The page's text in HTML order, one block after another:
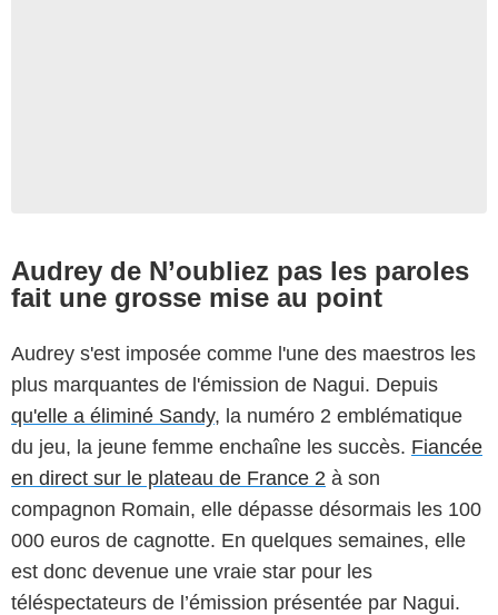
Audrey de N’oubliez pas les paroles
fait une grosse mise au point
Audrey s'est imposée comme l'une des maestros les
plus marquantes de l'émission de Nagui. Depuis
qu'elle a éliminé Sandy, la numéro 2 emblématique
du jeu, la jeune femme enchaîne les succès. Fiancée
en direct sur le plateau de France 2 à son
compagnon Romain, elle dépasse désormais les 100
000 euros de cagnotte. En quelques semaines, elle
est donc devenue une vraie star pour les
téléspectateurs de l’émission présentée par Nagui.